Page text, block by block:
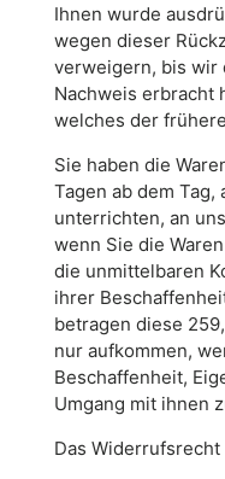
Ihnen wurde
wegen dieser
verweigern, bis wir
Nachweis erbracht
welches der
Sie haben die
Tagen ab dem
unterrichten, an
wenn Sie die
die unmittelbaren
ihrer
betragen diese
nur aufkommen,
Beschaffenheit,
Umgang mit ihnen
Das